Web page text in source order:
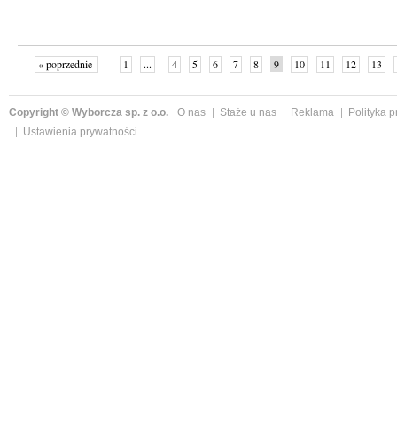
« poprzednie 1 ... 4 5 6 7 8 9 10 11 12 13
Copyright © Wyborcza sp. z o.o. O nas Staże u nas Reklama
Polityka
Ustawienia prywatności